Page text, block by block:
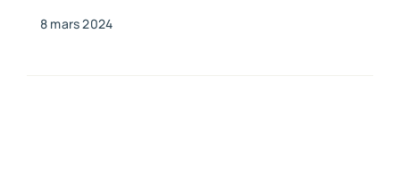
8 mars 2024